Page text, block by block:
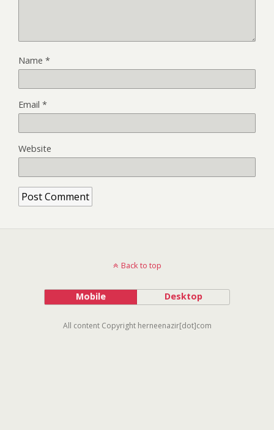
Name *
Email *
Website
Back to top
Mobile Desktop
All content Copyright herneenazir[dot]com